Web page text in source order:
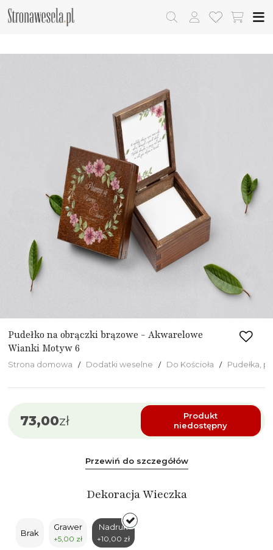
Pudełko na obrączki brązowe - Akwarelowe
Wianki Motyw 6
Strona domowa Dodatki weselne Do Kościoła Pudełka,
73,00zł
Produkt
niedostępny
Przewiń do szczegółów
Dekoracja Wieczka
Brak
Grawer
+5,00 zł
Nadruk
+10,00 zł